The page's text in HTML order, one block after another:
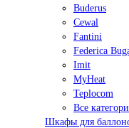
Buderus
Cewal
Fantini
Federica
Imit
MyHeat
Teplocom
Все
Шкафы для